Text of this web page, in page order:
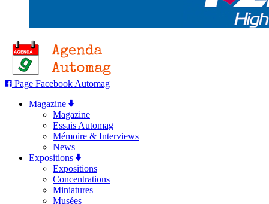
Page Facebook Automag
Magazine
Magazine
Essais Automag
Mémoire & Interviews
News
Expositions
Expositions
Concentrations
Miniatures
Musées